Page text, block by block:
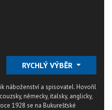
RYCHLÝ VÝBĚR
náboženství a spisovatel. Hovořil
německy, italsky, anglicky,
1928 se na Bukurešťské